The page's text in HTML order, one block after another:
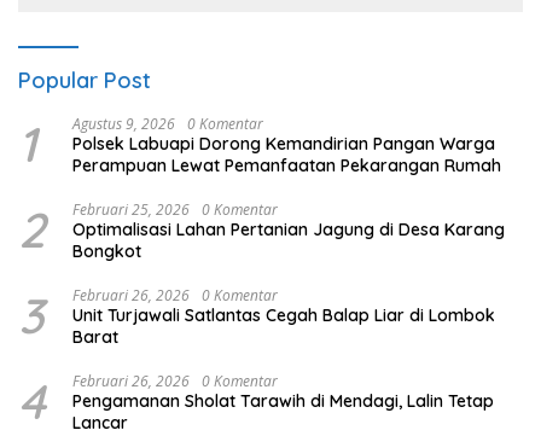
Popular Post
1 Agustus 9, 2026 0 Komentar
Polsek Labuapi Dorong Kemandirian Pangan Warga
Perampuan Lewat Pemanfaatan Pekarangan Rumah
2 Februari 25, 2026 0 Komentar
Optimalisasi Lahan Pertanian Jagung di Desa Karang
Bongkot
3 Februari 26, 2026 0 Komentar
Unit Turjawali Satlantas Cegah Balap Liar di Lombok
Barat
4 Februari 26, 2026 0 Komentar
Pengamanan Sholat Tarawih di Mendagi, Lalin Tetap
Lancar